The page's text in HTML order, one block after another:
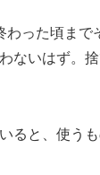
わった頃まで
ないはず。
ると、使う